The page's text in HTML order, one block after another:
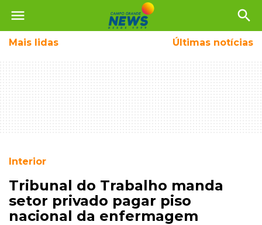
menu search
Mais lidas Últimas notícias
Interior
Tribunal do Trabalho manda
setor privado pagar piso
nacional da enfermagem